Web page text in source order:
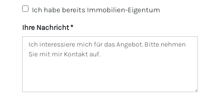
Ich habe bereits Immobilien-Eigentum
Ihre Nachricht *